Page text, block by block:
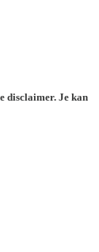
disclaimer. Je kan